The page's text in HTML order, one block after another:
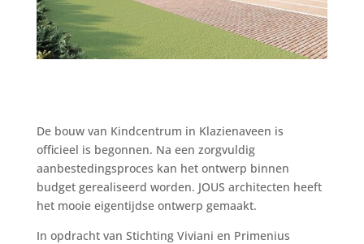
De bouw van Kindcentrum in Klazienaveen is
officieel is begonnen. Na een zorgvuldig
aanbestedingsproces kan het ontwerp binnen
budget gerealiseerd worden. JOUS architecten heeft
het mooie eigentijdse ontwerp gemaakt.
In opdracht van Stichting Viviani en Primenius